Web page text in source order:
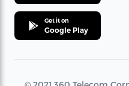
Get it on
Google Play